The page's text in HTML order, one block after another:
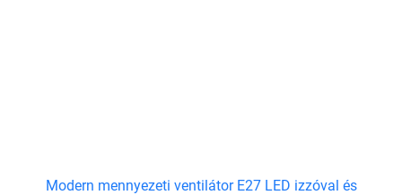
Modern mennyezeti ventilátor E27 LED izzóval és